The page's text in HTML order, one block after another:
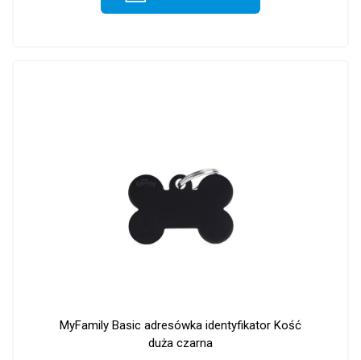
MyFamily Basic adresówka identyfikator Kość
duża czarna